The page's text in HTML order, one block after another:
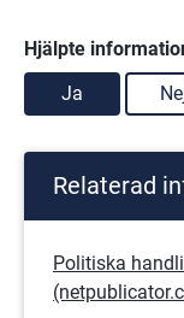
Hjälpte
Ja
Relaterad
Politiska